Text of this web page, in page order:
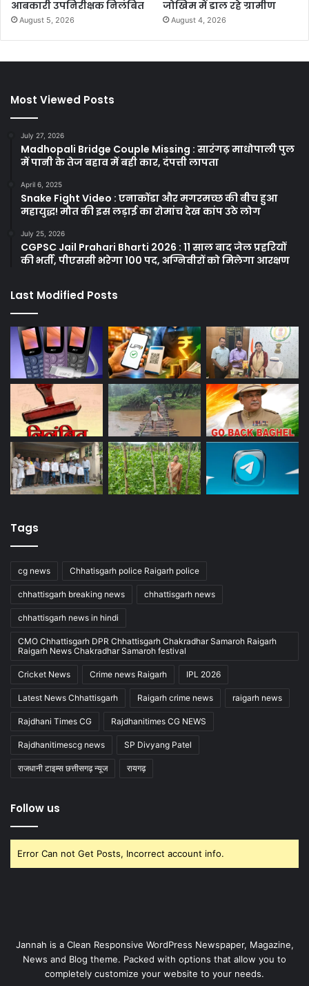
आबकारी उपनिरीक्षक निलंबित
August 5, 2026
जोखिम में डाल रहे ग्रामीण
August 4, 2026
Most Viewed Posts
July 27, 2026
Madhopali Bridge Couple Missing : सारंगढ़ माधोपाली पुल
में पानी के तेज बहाव में बही कार, दंपत्ती लापता
April 6, 2025
Snake Fight Video : एनाकोंडा और मगरमच्छ की बीच हुआ
महायुद्ध! मौत की इस लड़ाई का रोमांच देख कांप उठे लोग
July 25, 2026
CGPSC Jail Prahari Bharti 2026 : 11 साल बाद जेल प्रहरियों
की भर्ती, पीएससी भरेगा 100 पद, अग्निवीरों को मिलेगा आरक्षण
Last Modified Posts
Tags
cg news Chhatisgarh police Raigarh police
chhattisgarh breaking news chhattisgarh news
chhattisgarh news in hindi
CMO Chhattisgarh DPR Chhattisgarh Chakradhar Samaroh Raigarh
Raigarh News Chakradhar Samaroh festival
Cricket News Crime news Raigarh IPL 2026
Latest News Chhattisgarh Raigarh crime news raigarh news
Rajdhani Times CG Rajdhanitimes CG NEWS
Rajdhanitimescg news SP Divyang Patel
राजधानी टाइम्स छत्तीसगढ़ न्यूज रायगढ़
Follow us
Error Can not Get Posts, Incorrect account info.
Jannah is a Clean Responsive WordPress Newspaper, Magazine,
News and Blog theme. Packed with options that allow you to
completely customize your website to your needs.